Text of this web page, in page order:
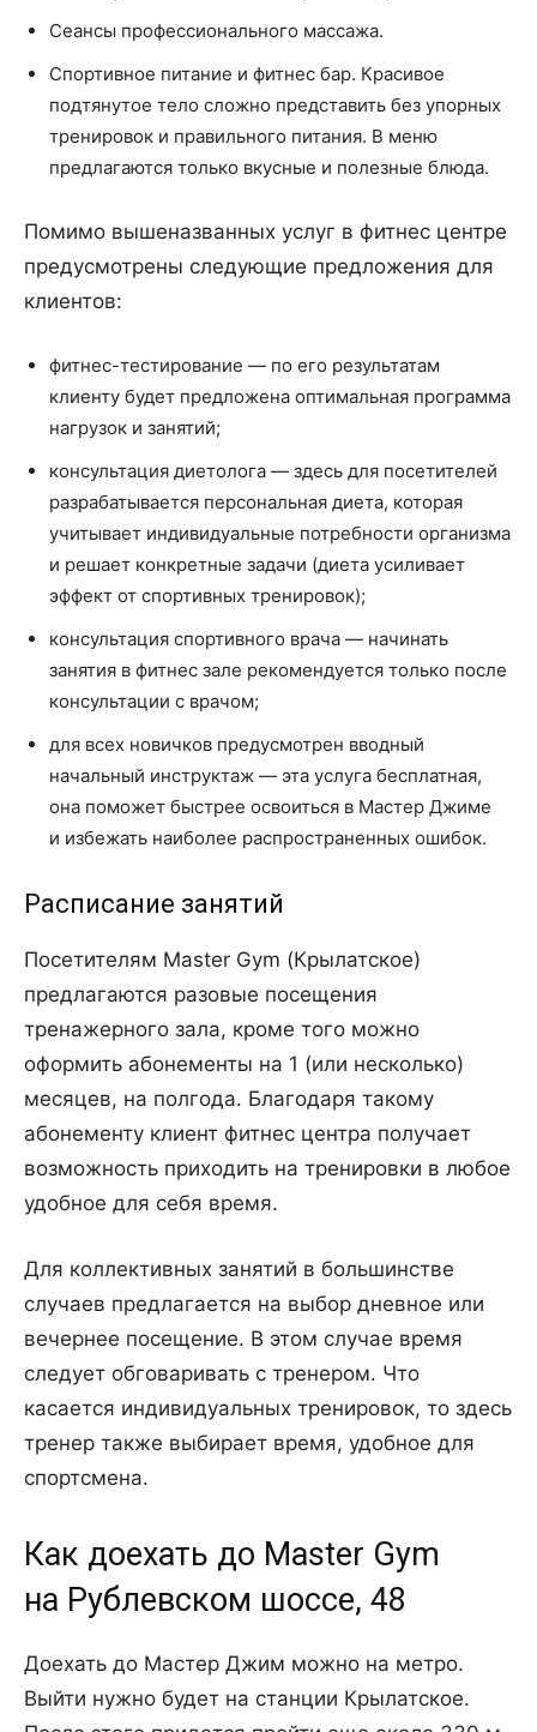
Сеансы профессионального массажа.
Спортивное питание и фитнес бар. Красивое
подтянутое тело сложно представить без упорных
тренировок и правильного питания. В меню
предлагаются только вкусные и полезные блюда.
Помимо вышеназванных услуг в фитнес центре
предусмотрены следующие предложения для
клиентов:
фитнес-тестирование — по его результатам
клиенту будет предложена оптимальная программа
нагрузок и занятий;
консультация диетолога — здесь для посетителей
разрабатывается персональная диета, которая
учитывает индивидуальные потребности организма
и решает конкретные задачи (диета усиливает
эффект от спортивных тренировок);
консультация спортивного врача — начинать
занятия в фитнес зале рекомендуется только после
консультации с врачом;
для всех новичков предусмотрен вводный
начальный инструктаж — эта услуга бесплатная,
она поможет быстрее освоиться в Мастер Джиме
и избежать наиболее распространенных ошибок.
Расписание занятий
Посетителям Master Gym (Крылатское)
предлагаются разовые посещения
тренажерного зала, кроме того можно
оформить абонементы на 1 (или несколько)
месяцев, на полгода. Благодаря такому
абонементу клиент фитнес центра получает
возможность приходить на тренировки в любое
удобное для себя время.
Для коллективных занятий в большинстве
случаев предлагается на выбор дневное или
вечернее посещение. В этом случае время
следует обговаривать с тренером. Что
касается индивидуальных тренировок, то здесь
тренер также выбирает время, удобное для
спортсмена.
Как доехать до Master Gym
на Рублевском шоссе, 48
Доехать до Мастер Джим можно на метро.
Выйти нужно будет на станции Крылатское.